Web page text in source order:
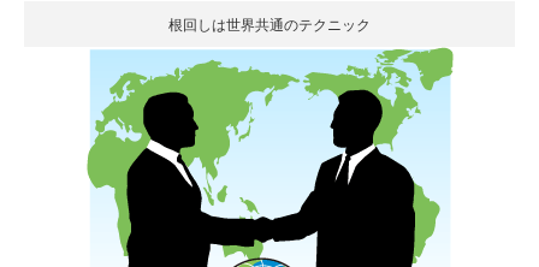
根回しは世界共通のテクニック